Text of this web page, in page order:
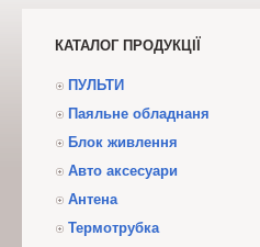
КАТАЛОГ ПРОДУКЦІЇ
ПУЛЬТИ
Паяльне обладнаня
Блок живлення
Авто аксесуари
Антена
Термотрубка